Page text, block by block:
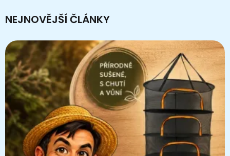
NEJNOVĚJŠÍ ČLÁNKY